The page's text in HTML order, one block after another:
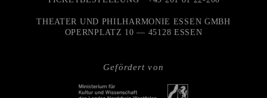
Gefördert von
THEATER UND PHILHARMONIE ESSEN GMBH
OPERNPLATZ 10 — 45128 ESSEN